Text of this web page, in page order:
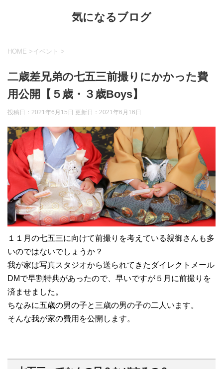
気になるブログ
HOME > イベント >
二歳差兄弟の七五三前撮りにかかった費
用公開【５歳・３歳Boys】
投稿日：2021年6月15日 更新日： 2021年6月16日
１１月の七五三に向けて前撮りを考えている親御さんも多
いのではないでしょうか？
我が家は写真スタジオから送られてきたダイレクトメール
DMで早割特典があったので、早いですが５月に前撮りを
済ませました。
ちなみに五歳の男の子と三歳の男の子の二人います。
そんな我が家の費用を公開します。